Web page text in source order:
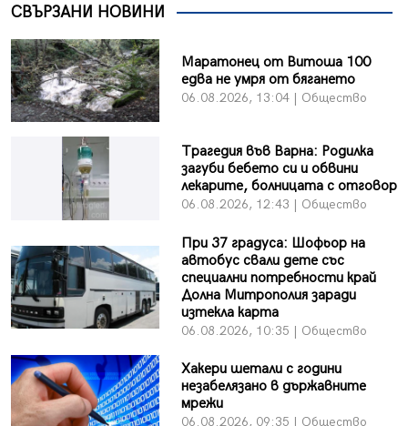
СВЪРЗАНИ НОВИНИ
Маратонец от Витоша 100
едва не умря от бягането
06.08.2026, 13:04 | Общество
Трагедия във Варна: Родилка
загуби бебето си и обвини
лекарите, болницата с отговор
06.08.2026, 12:43 | Общество
При 37 градуса: Шофьор на
автобус свали дете със
специални потребности край
Долна Митрополия заради
изтекла карта
06.08.2026, 10:35 | Общество
Хакери шетали с години
незабелязано в държавните
мрежи
06.08.2026, 09:35 | Общество